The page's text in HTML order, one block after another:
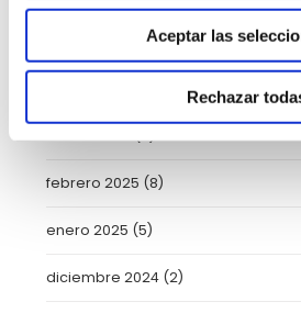
Aceptar las
Rechazar
(6)
febrero 2025 (8)
enero 2025 (5)
diciembre 2024 (2)